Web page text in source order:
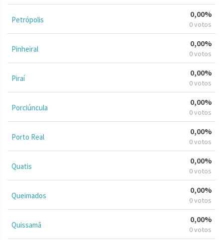
Petrópolis
0,00%
0 votos
Pinheiral
0,00%
0 votos
Piraí
0,00%
0 votos
Porciúncula
0,00%
0 votos
Porto Real
0,00%
0 votos
Quatis
0,00%
0 votos
Queimados
0,00%
0 votos
Quissamã
0,00%
0 votos